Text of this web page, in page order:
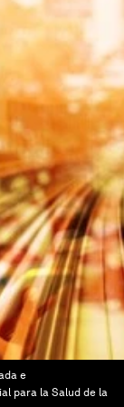
e
para la Salud de la